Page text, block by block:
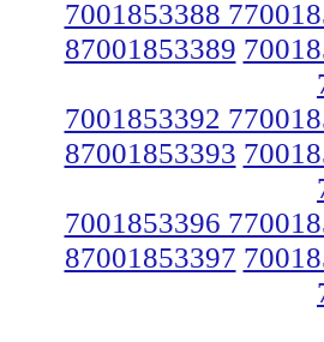
7001853388
87001853389
7001853392
87001853393
7001853396
87001853397